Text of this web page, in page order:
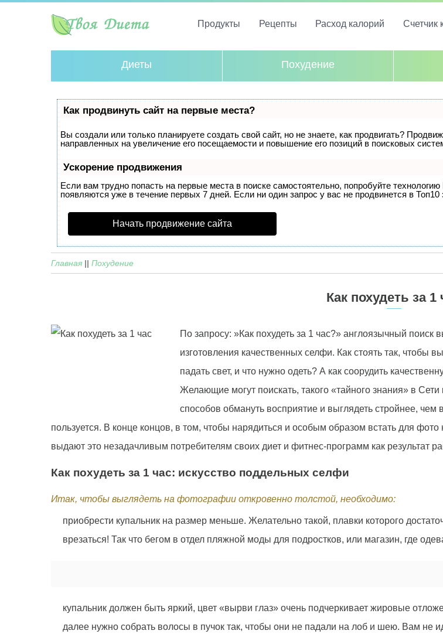
Продукты Рецепты Расход калорий Счетчик
Диеты Похудение
Как продвинуть сайт на первые места?
Вы создали или только планируете создать свой сайт, но не знаете, как продвигать?
направленных на увеличение его посещаемости и повышение его позиций в поисковых
Ускорение продвижения
Если вам трудно попасть на первые места в поиске самостоятельно, попробуйте технологию
появляются уже в течение первых 7 дней. Если ни один запрос у вас не продвинется в Топ10
Начать продвижение сайта
Главная || Похудение
Как похудеть за 1
По запросу: »Как похудеть за 1 час?» англоязычный
изготовления качественных селфи. Как стоять так, чтобы
падать свет, и что нужно одеть? А как соорудить
Желающие могут поискать, такого «тайного знания» в
способов обмануть восприятие и выглядеть стройнее,
пользуется. В конце концов, в том, чтобы нарядиться и особым образом встать для фото
выдают это незадачливым потребителям своих диет и фитнес-программ как результат
Как похудеть за 1 час: искусство поддельных селфи
Итак, чтобы выглядеть на фотографии откровенно толстой, необходимо:
приобрести купальник на размер меньше. Желательно такой, плавки которого
врезаться! Так что бегом в отдел пляжной моды для подростков, или магазин, где
купальник должен быть яркий, цвет «вырви глаз» очень подчеркивает жировые
далее нужно собрать волосы в пучок так, чтобы они не падали на лоб и шею. Вам не